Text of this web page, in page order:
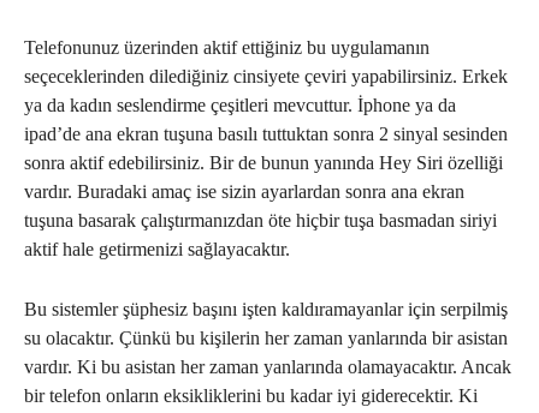
Telefonunuz üzerinden aktif ettiğiniz bu uygulamanın
seçeceklerinden dilediğiniz cinsiyete çeviri yapabilirsiniz. Erkek
ya da kadın seslendirme çeşitleri mevcuttur. İphone ya da
ipad’de ana ekran tuşuna basılı tuttuktan sonra 2 sinyal sesinden
sonra aktif edebilirsiniz. Bir de bunun yanında Hey Siri özelliği
vardır. Buradaki amaç ise sizin ayarlardan sonra ana ekran
tuşuna basarak çalıştırmanızdan öte hiçbir tuşa basmadan siriyi
aktif hale getirmenizi sağlayacaktır.
Bu sistemler şüphesiz başını işten kaldıramayanlar için serpilmiş
su olacaktır. Çünkü bu kişilerin her zaman yanlarında bir asistan
vardır. Ki bu asistan her zaman yanlarında olamayacaktır. Ancak
bir telefon onların eksikliklerini bu kadar iyi giderecektir. Ki